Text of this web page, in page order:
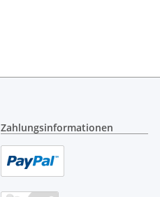
Zahlungsinformationen